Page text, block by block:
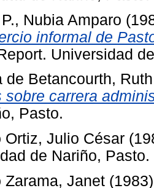
Nubia Amparo
informal de
Universidad
de Betancourth,
sobre carrera
Pasto.
Ortiz, Julio César
de Nariño, Pasto.
Zarama, Janet